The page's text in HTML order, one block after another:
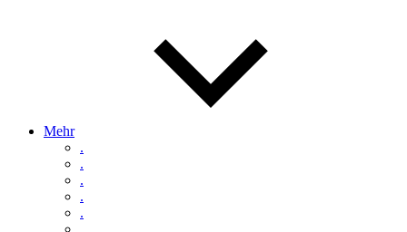
Mehr
.
.
.
.
.
.